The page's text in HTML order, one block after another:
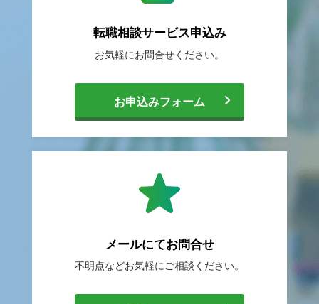
転職相談サービス申込み
お気軽にお問合せください。
相
お申込みフォーム
メールにてお問合せ
不明点などお気軽にご相談ください。